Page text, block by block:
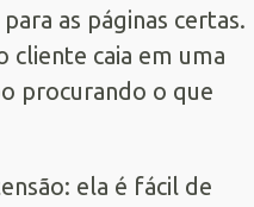
as páginas certas.
cliente caia em uma
procurando o que
ela é fácil de